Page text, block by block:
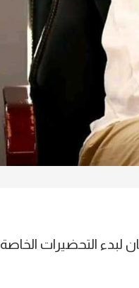
التحضيرات الخاصة